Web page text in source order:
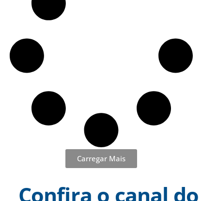
Carregar Mais
Confira o canal do